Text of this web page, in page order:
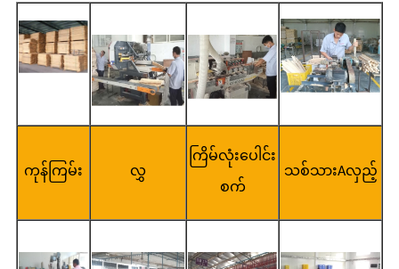
ကုန်ကြမ်း လွှ
ကြိမ်လုံးပေါင်း
စက်
သစ်သားAလှည့်